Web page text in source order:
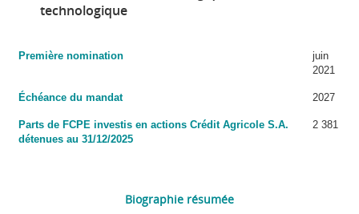
technologique
Première nomination
juin
2021
Échéance du mandat 2027
Parts de FCPE investis en actions Crédit Agricole S.A.
détenues au 31/12/2025
2 381
Biographie résumée